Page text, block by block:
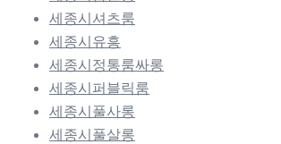
세종시셔츠룸
세종시유흥
세종시정통룸싸롱
세종시퍼블릭룸
세종시풀사롱
세종시풀살롱